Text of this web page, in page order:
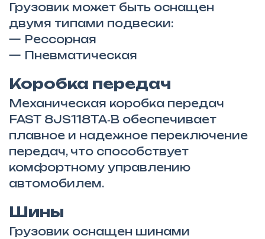
Грузовик может быть оснащен
двумя типами подвески:
— Рессорная
— Пневматическая
Коробка передач
Механическая коробка передач
FAST 8JS118TA‑B обеспечивает
плавное и надежное переключение
передач, что способствует
комфортному управлению
автомобилем.
Шины
Грузовик оснащен шинами